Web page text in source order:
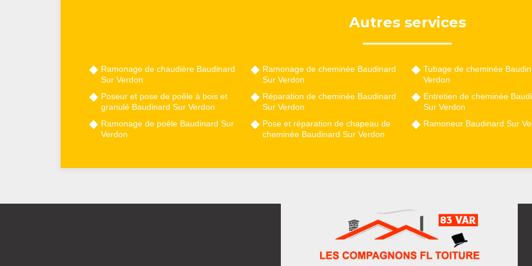
Autres services
Ramonage de chaudière Baudinard
Sur Verdon
Poseur et pose de poêle à bois et
granulé Baudinard Sur Verdon
Ramonage de poêle Baudinard Sur
Verdon
Ramonage de cheminée Baudinard
Sur Verdon
Réparation de cheminée Baudinard
Sur Verdon
Pose et réparation de chapeau de
cheminée Baudinard Sur Verdon
Tubage de cheminée
Verdon
Entretien de cheminée
Sur Verdon
Ramoneur Baudinard Sur